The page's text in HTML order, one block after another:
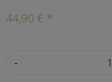
44,90 € *
-